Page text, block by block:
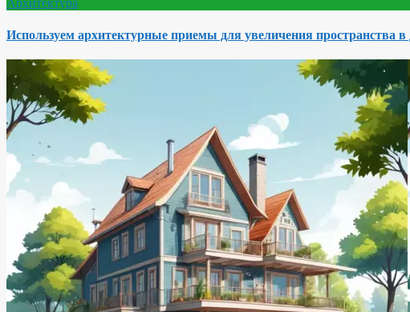
Архитектура
Используем архитектурные приемы для увеличения пространства в